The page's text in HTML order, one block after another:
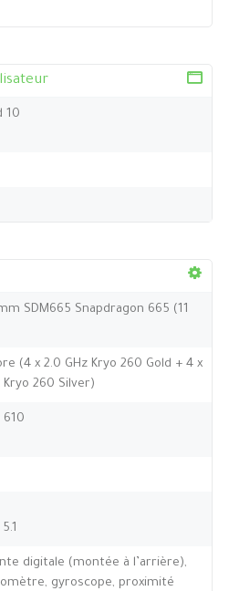
10
SDM665 Snapdragon 665 (11
(4 x 2.0 GHz Kryo 260 Gold + 4 x
Kryo 260 Silver)
610
digitale (montée à l’arrière),
gyroscope, proximité